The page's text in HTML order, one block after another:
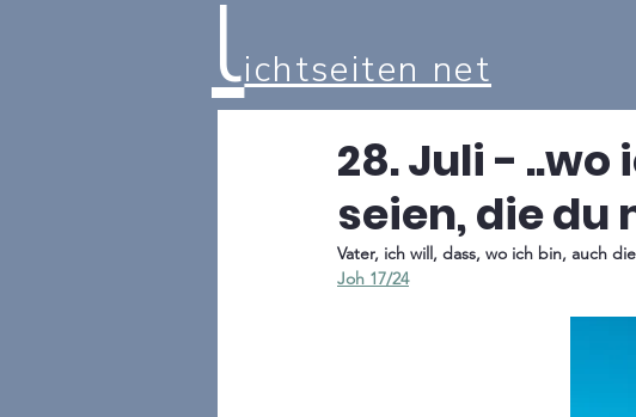
lichtseiten net
28. Juli -
seien, die du
Vater, ich will, dass, wo ich bin, auch
Joh 17/24